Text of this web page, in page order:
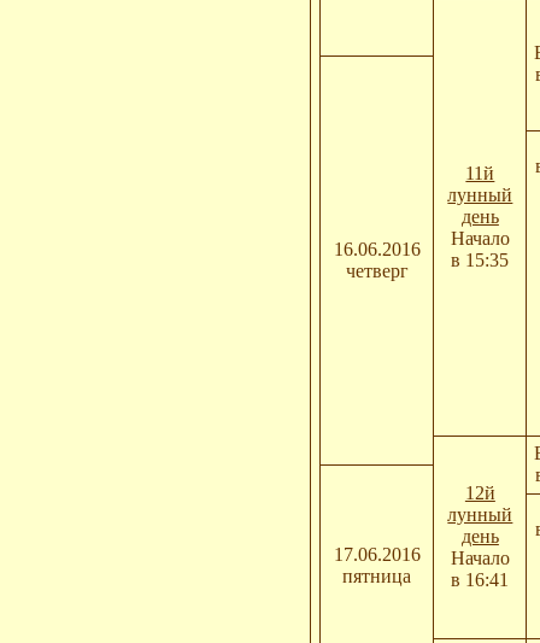
11й
лунный
день
Начало
в 15:35
16.06.2016
четверг
12й
лунный
день
Начало
в 16:41
17.06.2016
пятница